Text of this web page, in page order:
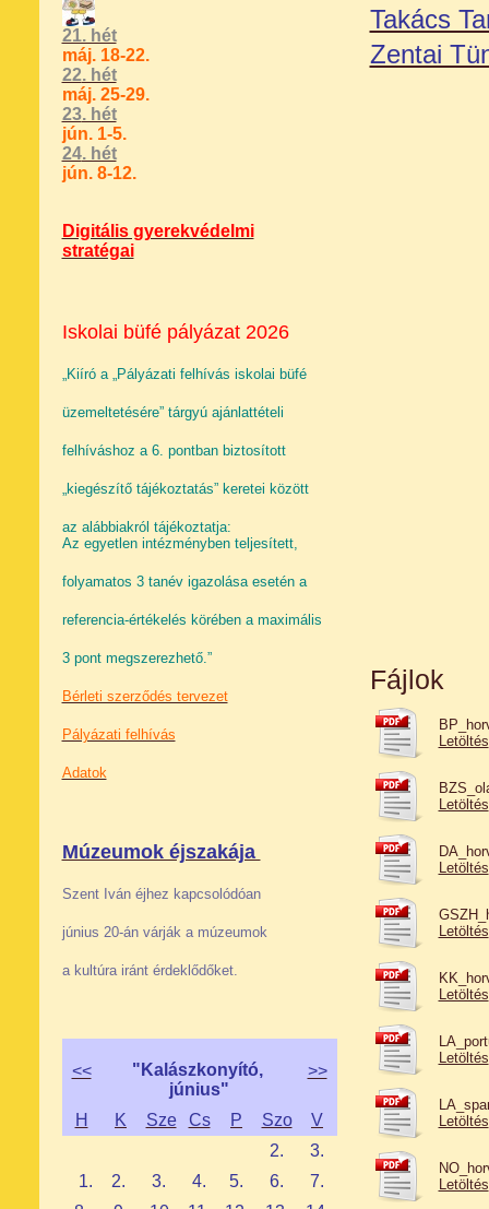
21. hét
máj. 18-22.
22. hét
máj. 25-29.
23. hét
jún. 1-5.
24. hét
jún. 8-12.
Digitális gyerekvédelmi
stratégai
Iskolai büfé pályázat 2026
„Kiíró a „Pályázati felhívás iskolai büfé
üzemeltetésére” tárgyú ajánlattételi
felhíváshoz a 6. pontban biztosított
„kiegészítő tájékoztatás” keretei között
az alábbiakról tájékoztatja:
Az egyetlen intézményben teljesített,
folyamatos 3 tanév igazolása esetén a
referencia-értékelés körében a maximális
3 pont megszerezhető.”
Bérleti szerződés tervezet
Pályázati felhívás
Adatok
Múzeumok éjszakája
Szent Iván éjhez kapcsolódóan
június 20-án várják a múzeumok
a kultúra iránt érdeklődőket.
<<
"Kalászkonyító,
június"
>>
H K Sze Cs P Szo
V
2.
3.
1. 2. 3. 4. 5. 6.
7.
Takács
Zentai
Fájlok
Letöltés
Letöltés
Letöltés
Letöltés
Letöltés
Letöltés
Letöltés
Letöltés